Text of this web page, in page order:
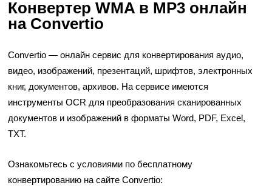
Конвертер WMA в MP3 онлайн
на Convertio
Convertio — онлайн сервис для конвертирования аудио,
видео, изображений, презентаций, шрифтов, электронных
книг, документов, архивов. На сервисе имеются
инструменты OCR для преобразования сканированных
документов и изображений в форматы Word, PDF, Excel,
TXT.
Ознакомьтесь с условиями по бесплатному
конвертированию на сайте Convertio: